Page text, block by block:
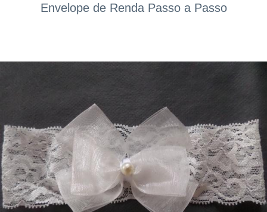
Envelope de Renda Passo a Passo